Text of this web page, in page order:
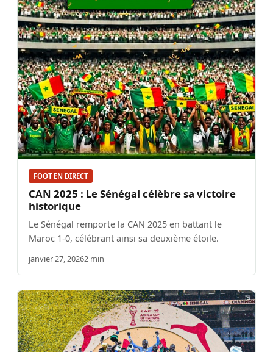
FOOT EN DIRECT
CAN 2025 : Le Sénégal célèbre sa victoire
historique
Le Sénégal remporte la CAN 2025 en battant le
Maroc 1-0, célébrant ainsi sa deuxième étoile.
janvier 27, 20262 min